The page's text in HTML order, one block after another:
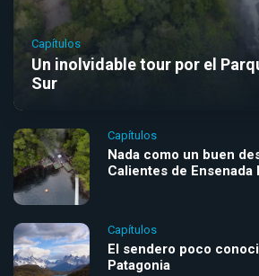
Capítulos
Un inolvidable tour por el
Sur
Capítulos
Nada como un buen
Calientes de Ensenada
Capítulos
El sendero poco
Patagonia